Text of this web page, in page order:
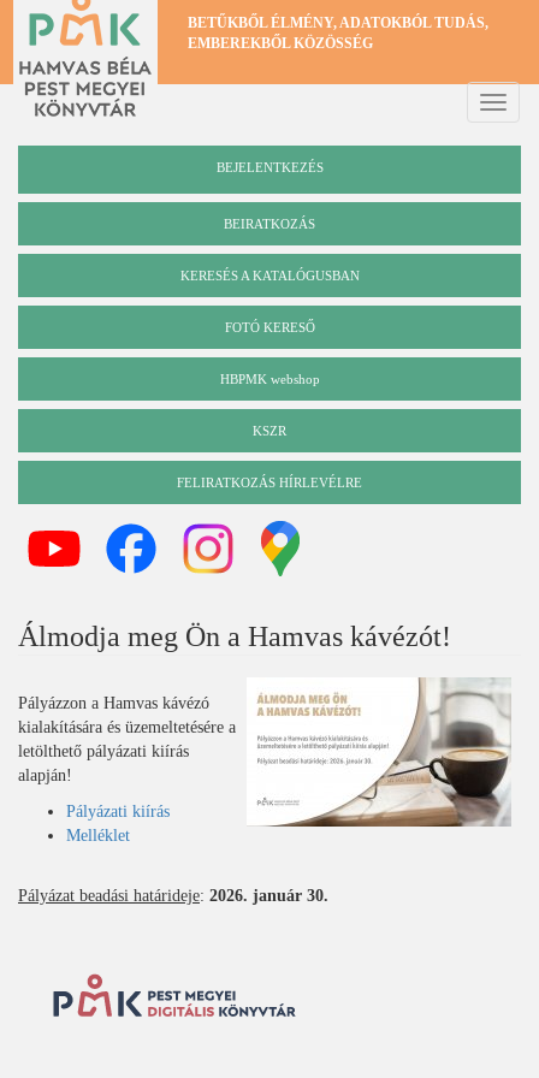
Ugrás
tartalomra
BETŰKBŐL ÉLMÉNY, ADATOKBÓL TUDÁS,
EMBEREKBŐL KÖZÖSSÉG
Toggle
BEJELENTKEZÉS
BEIRATKOZÁS
Katalógus
KERESÉS A KATALÓGUSBAN
FOTÓ KERESŐ
HBPMK webshop
KSZR
FELIRATKOZÁS HÍRLEVÉLRE
Álmodja meg Ön a Hamvas kávézót!
Pályázzon a Hamvas kávézó
kialakítására és üzemeltetésére a
letölthető pályázati kiírás
alapján!
Pályázati kiírás
Melléklet
Pályázat beadási határideje: 2026. január 30.